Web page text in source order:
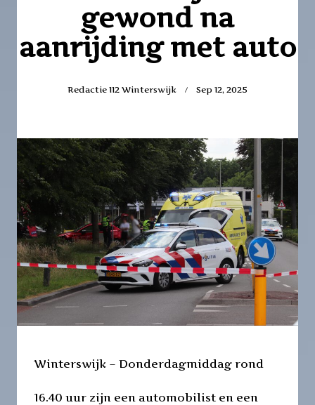
gewond na
aanrijding met auto
Redactie 112 Winterswijk Sep 12, 2025
Winterswijk – Donderdagmiddag rond
16.40 uur zijn een automobilist en een